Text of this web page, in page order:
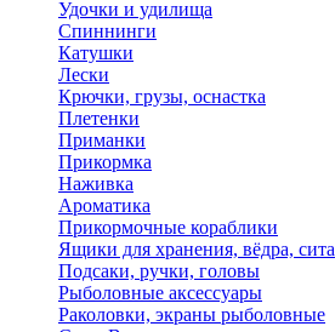
Удочки и удилища
Спиннинги
Катушки
Лески
Крючки, грузы, оснастка
Плетенки
Приманки
Прикормка
Наживка
Ароматика
Прикормочные кораблики
Ящики для хранения, вёдра, сита
Подсаки, ручки, головы
Рыболовные аксессуары
Раколовки, экраны рыболовные